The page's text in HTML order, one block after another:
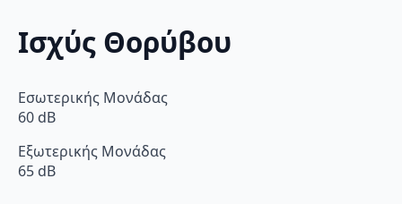
Ισχύς Θορύβου
Εσωτερικής Μονάδας
60 dB
Εξωτερικής Μονάδας
65 dB